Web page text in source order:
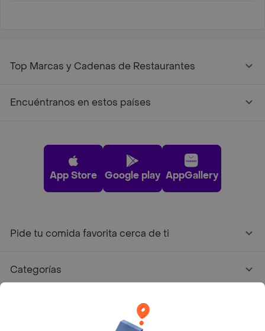
Top Marcas y Cadenas de Restaurantes
Encuéntranos en estos países
App Store Google play AppGallery
Pide tu comida favorita cerca de ti
Categorías